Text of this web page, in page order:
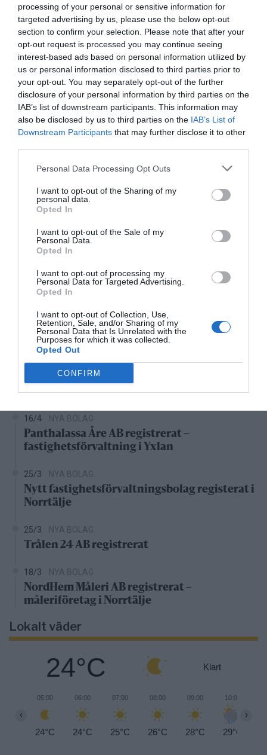
processing of your personal or sensitive information for
targeted advertising by us, please use the below opt-out
section to confirm your selection. Please note that after your
opt-out request is processed you may continue seeing
interest-based ads based on personal information utilized by
us or personal information disclosed to third parties prior to
your opt-out. You may separately opt-out of the further
disclosure of your personal information by third parties on the
IAB’s list of downstream participants. This information may
also be disclosed by us to third parties on the IAB’s List of
Downstream Participants that may further disclose it to other
Personal Data Processing Opt Outs
I want to opt-out of the Sharing of my
personal data.
Opted In
I want to opt-out of the Sale of my
Personal Data.
Opted In
I want to opt-out of processing my
Personal Data for Targeted Advertising.
Opted In
I want to opt-out of Collection, Use,
Retention, Sale, and/or Sharing of my
Personal Data that Is Unrelated with the
Purposes for which it was collected.
Opted Out
CONFIRM
Rospiggarna tog ny seger:
"Hoppas vi kan göra underverk"
Senaste fastighetsköp
28/4 FASTIGHETSKÖP
Fritidshus på Vätö såld för 1 895 000 kronor
FASTIGHETSKÖP
Lägenhet i Färsna såld för 2 100 000 kronor
Lägenhet i Gransäter såld för 1 150 000
kronor
FASTIGHETSKÖP
Kedjehus i Solbacka såld för 3 100 000
kronor
Nystartade bolag
27/4 NYA BOLAG
KGT Fastighet AB registrerat –
fastighetsbolag i Rimbo
16/4 NYA BOLAG
Panthalassa Åre AB registrerat –
fastighetsförvaltning i Yxlan
25/3 NYA BOLAG
Nytt fastighetsförvaltningsbolag registerat i
Norrtälje
25/3 NYA BOLAG
Trålen 24 AB registrerat
18/3 NYA BOLAG
NordHem Måleri AB registrerat –
måleriföretag i Norrtälje
Lokalt väder
24°C Klart
05:00
24°C
06:00
24°C
07:00
25°C
08:00
26°C
09:00
28°C
10:00
29°C
‹ ›